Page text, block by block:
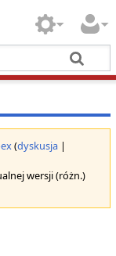
(dyskusja|
wersji (różn.)